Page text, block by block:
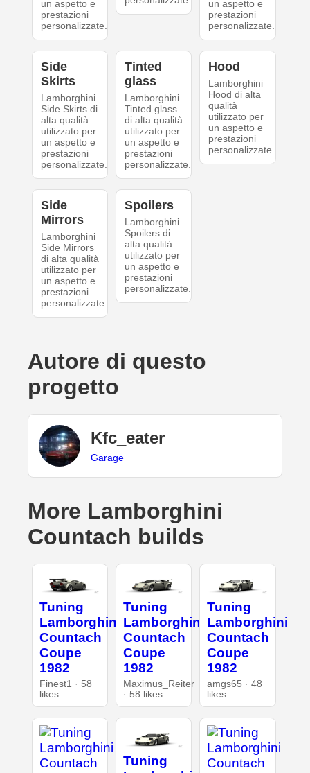
un aspetto e
prestazioni
personalizzate.
un aspetto e
prestazioni
personalizzate.
Side
Skirts
Lamborghini
Side Skirts di
alta qualità
utilizzato per
un aspetto e
prestazioni
personalizzate.
Tinted
glass
Lamborghini
Tinted glass
di alta qualità
utilizzato per
un aspetto e
prestazioni
personalizzate.
Hood
Lamborghini
Hood di alta
qualità
utilizzato per
un aspetto e
prestazioni
personalizzate.
Side
Mirrors
Lamborghini
Side Mirrors
di alta qualità
utilizzato per
un aspetto e
prestazioni
personalizzate.
Spoilers
Lamborghini
Spoilers di
alta qualità
utilizzato per
un aspetto e
prestazioni
personalizzate.
Autore di questo
progetto
Kfc_eater
Garage
More Lamborghini
Countach builds
Tuning
Lamborghini
Countach
Coupe
1982
Finest1 · 58
likes
Tuning
Lamborghini
Countach
Coupe
1982
Maximus_Reiter
· 58 likes
Tuning
Lamborghini
Countach
Coupe
1982
amgs65 · 48
likes
Tuning